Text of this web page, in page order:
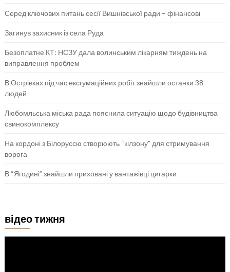
Серед ключових питань сесії Вишнівської ради – фінансові
Загинув захисник із села Руда
Безоплатне КТ: НСЗУ дала волинським лікарням тиждень на
виправлення проблем
В Острівках під час ексгумаційних робіт знайшли останки 38
людей
Любомльська міська рада пояснила ситуацію щодо будівництва
свинокомплексу
На кордоні з Білоруссю створюють “кілзону” для стримування
ворога
В “Ягодині” знайшли приховані у вантажівці цигарки
відео тижня